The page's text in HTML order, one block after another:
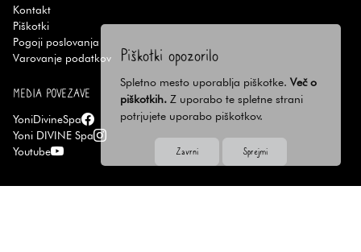
Kontakt
Piškotki
Pogoji poslovanja
Varovanje podatkov
MEDIA POVEZAVE
YoniDivineSpa
Yoni DIVINE Spa
Youtube
Piškotki opozorilo
Spletno mesto uporablja piškotke. Več o
piškotkih. Z uporabo te spletne strani
potrjujete uporabo piškotkov.
Zavrni Sprejmi